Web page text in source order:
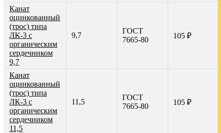
Канат
оцинкованный
(трос) типа
ЛК-3 с
органическим
сердечником
9,7
9,7
ГОСТ
7665-80
105 ₽
Канат
оцинкованный
(трос) типа
ЛК-3 с
органическим
сердечником
11,5
11,5
ГОСТ
7665-80
105 ₽